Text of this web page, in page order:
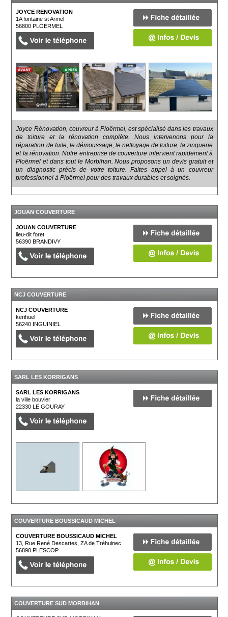
JOYCE RENOVATION
1A fontaine st Armel
56800PLOËRMEL
Joyce Rénovation, couvreur à Ploërmel, est spécialisé dans les travaux
de toiture et la rénovation complète. Nous intervenons pour la
réparation de fuite, le démoussage, le nettoyage de toiture, la zinguerie
et la rénovation. Notre entreprise de couverture intervient rapidement à
Ploërmel et dans tout le Morbihan. Nous proposons un devis gratuit et
un diagnostic précis de votre toiture. Faites appel à un couvreur
professionnel à Ploërmel pour des travaux durables et soignés.
JOUAN COUVERTURE
JOUAN COUVERTURE
lieu-dit foret
56390BRANDIVY
NCJ COUVERTURE
NCJ COUVERTURE
kerihuel
56240 INGUINIEL
SARL LES KORRIGANS
SARL LES KORRIGANS
la ville bouvier
22330LE GOURAY
COUVERTURE BOUSSICAUD MICHEL
COUVERTURE BOUSSICAUD MICHEL
13, Rue René Descartes, ZA de Tréhuinec
56890PLESCOP
COUVERTURE SUD MORBIHAN